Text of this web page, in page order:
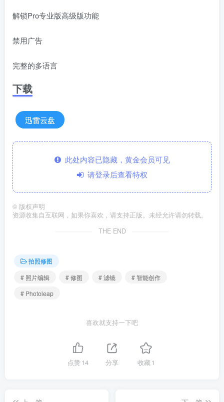
解锁Pro专业版高级版功能
禁用广告
完整的多语言
下载
迅雷云盘
此处内容已隐藏，黄金会员可见
请登录后查看特权
© 版权声明
资源收集自互联网，如果你喜欢，请支持正版。未经允许请勿转载。
THE END
拍照修图
# 照片编辑
# 修图 # 滤镜
# 智能创作
# Photoleap
喜欢就支持一下吧
点赞14 分享 收藏1